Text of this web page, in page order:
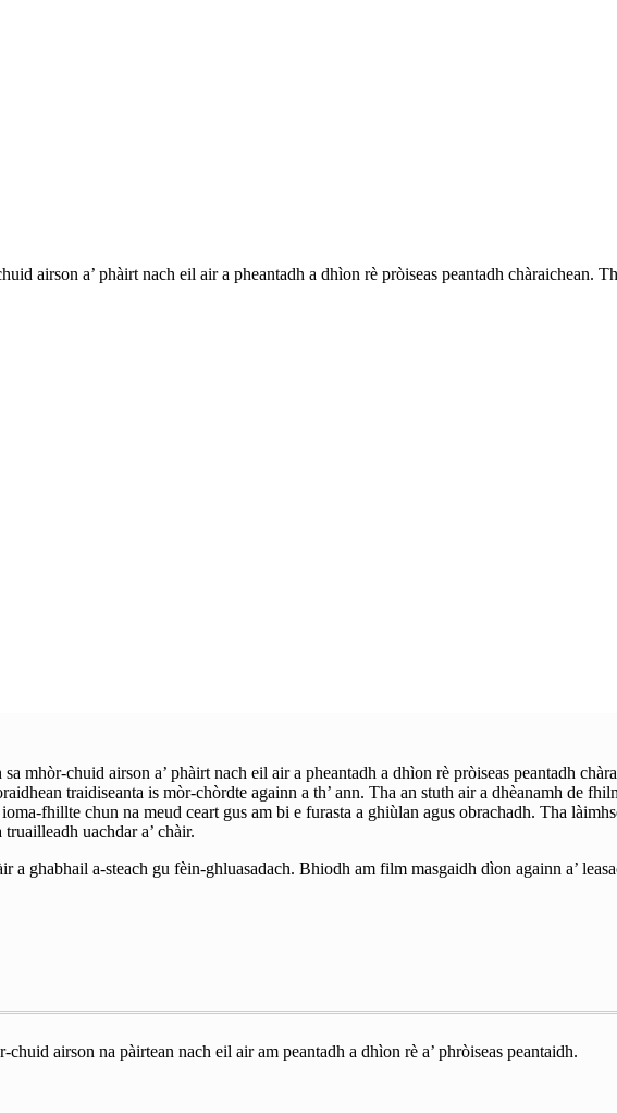
airson a’ phàirt nach eil air a pheantadh a dhìon rè pròiseas peantadh chàraichean.
mhòr-chuid airson a’ phàirt nach eil air a pheantadh a dhìon rè pròiseas peantadh
traidiseanta is mòr-chòrdte againn a th’ ann. Tha an stuth air a dhèanamh de
fhillte chun na meud ceart gus am bi e furasta a ghiùlan agus obrachadh. Tha
uachdar a’ chàir.
a ghabhail a-steach gu fèin-ghluasadach. Bhiodh am film masgaidh dìon againn a’
airson na pàirtean nach eil air am peantadh a dhìon rè a’ phròiseas peantaidh.